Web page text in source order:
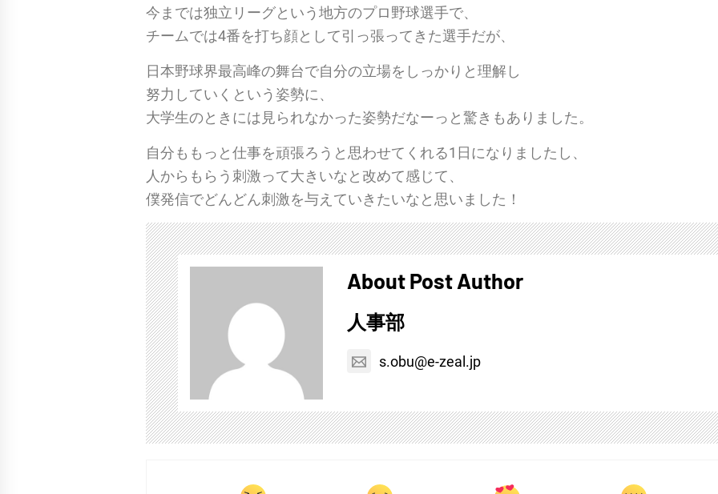
今までは独立リーグという地方のプロ野球選手で、
チームでは4番を打ち顔として引っ張ってきた選手だが、
日本野球界最高峰の舞台で自分の立場をしっかりと理解し
努力していくという姿勢に、
大学生のときには見られなかった姿勢だなーっと驚きもありました。
自分ももっと仕事を頑張ろうと思わせてくれる1日になりましたし、
人からもらう刺激って大きいなと改めて感じて、
僕発信でどんどん刺激を与えていきたいなと思いました！
About Post Author
人事部
s.obu@e-zeal.jp